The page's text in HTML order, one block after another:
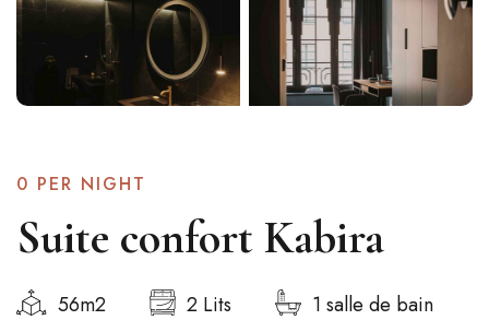
0 PER NIGHT
Suite confort Kabira
56m2 2 Lits 1 salle de bain